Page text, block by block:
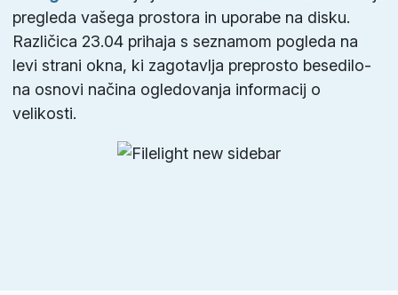
pregleda vašega prostora in uporabe na disku.
Različica 23.04 prihaja s seznamom pogleda na
levi strani okna, ki zagotavlja preprosto besedilo-
na osnovi načina ogledovanja informacij o
velikosti.